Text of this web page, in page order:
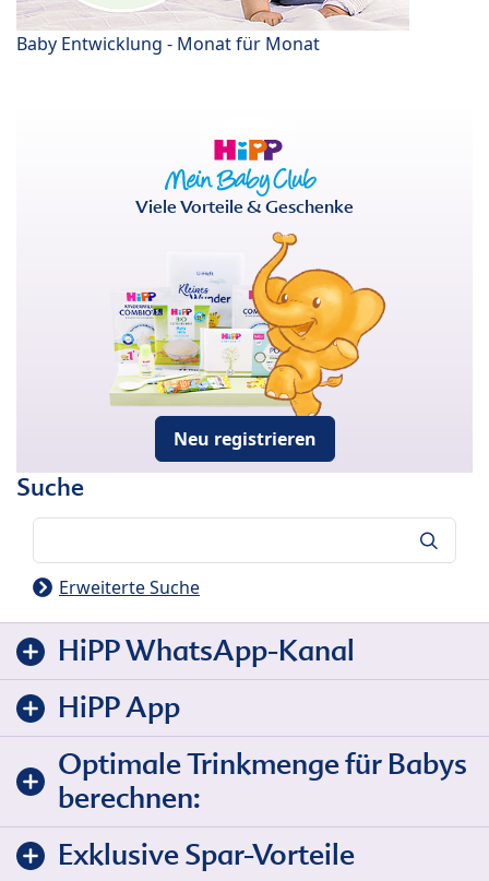
Baby Entwicklung - Monat für Monat
Viele Vorteile & Geschenke
Neu registrieren
Suche
Erweiterte Suche
HiPP WhatsApp-Kanal
HiPP App
Optimale Trinkmenge für Babys
berechnen:
Exklusive Spar-Vorteile